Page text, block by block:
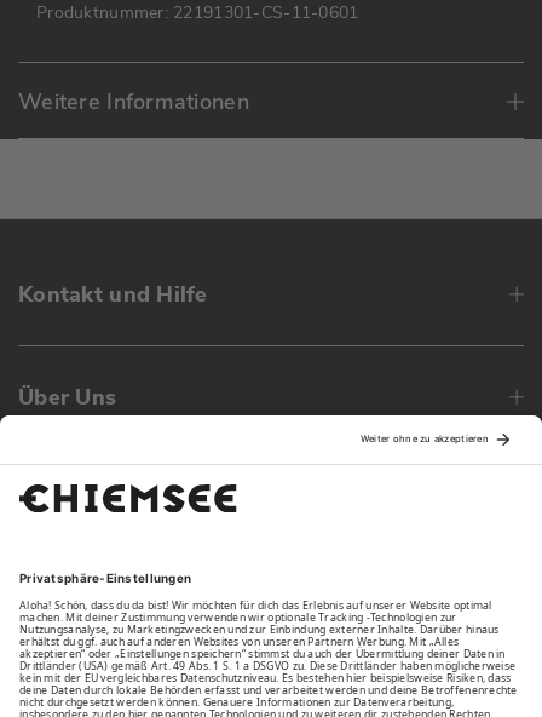
Produktnummer: 22191301-CS-11-0601
Weitere Informationen
Kontakt und Hilfe
Über Uns
Family
Unsere Vorteile
Unsere Partner